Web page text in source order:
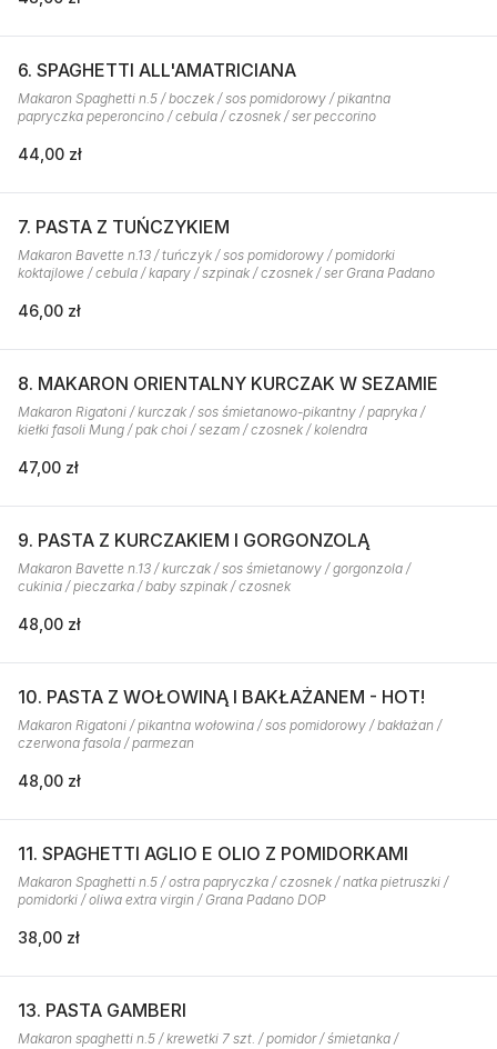
6. SPAGHETTI ALL'AMATRICIANA
Makaron Spaghetti n.5 / boczek / sos pomidorowy / pikantna
papryczka peperoncino / cebula / czosnek / ser peccorino
44,00 zł
7. PASTA Z TUŃCZYKIEM
Makaron Bavette n.13 / tuńczyk / sos pomidorowy / pomidorki
koktajlowe / cebula / kapary / szpinak / czosnek / ser Grana Padano
46,00 zł
8. MAKARON ORIENTALNY KURCZAK W SEZAMIE
Makaron Rigatoni / kurczak / sos śmietanowo-pikantny / papryka /
kiełki fasoli Mung / pak choi / sezam / czosnek / kolendra
47,00 zł
9. PASTA Z KURCZAKIEM I GORGONZOLĄ
Makaron Bavette n.13 / kurczak / sos śmietanowy / gorgonzola /
cukinia / pieczarka / baby szpinak / czosnek
48,00 zł
10. PASTA Z WOŁOWINĄ I BAKŁAŻANEM - HOT!
Makaron Rigatoni / pikantna wołowina / sos pomidorowy / bakłażan /
czerwona fasola / parmezan
48,00 zł
11. SPAGHETTI AGLIO E OLIO Z POMIDORKAMI
Makaron Spaghetti n.5 / ostra papryczka / czosnek / natka pietruszki /
pomidorki / oliwa extra virgin / Grana Padano DOP
38,00 zł
13. PASTA GAMBERI
Makaron spaghetti n.5 / krewetki 7 szt. / pomidor / śmietanka /